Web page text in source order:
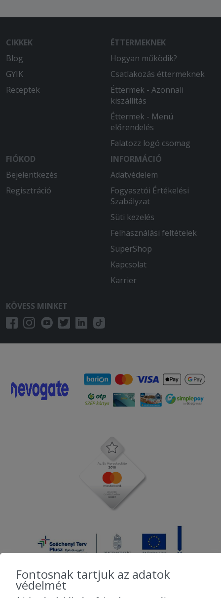
nagyon rendben voltak.
Két óra várakozás után jött amit
reméltem! Három féle étel a pizza alja
nagyon fekete volt a másik grillezett
modzarella zöldség köret nem volt
friss, a harmadik a töltött batyu na azt
nem kellett volna attól sajnos teljes
estig! Úgyhogy többet nem rendelünk
2025-07-20 - Katalin:
2.5 óra várakozás után kaptunk egy
szaft nélküli pörköltet meg egy
legalább jól megágyaztak körettel,
hogy legyen súlya a dobozának. A 2
CIKKEK
Blog
GYIK
Receptek
ÉTTERMEKNEK
Hogyan működik?
Csatlakozás éttermeknek
Éttermek - Azonnali
kiszállítás
Éttermek - Menü
előrendelés
Falatozz logó csomag
FIÓKOD
Bejelentkezés
Regisztráció
INFORMÁCIÓ
Adatvédelem
Fogyasztói Értékelési
Szabályzat
Süti kezelés
Felhasználási feltételek
SuperShop
Kapcsolat
Karrier
KÖVESS MINKET
Fontosnak tartjuk az adatok
védelmét